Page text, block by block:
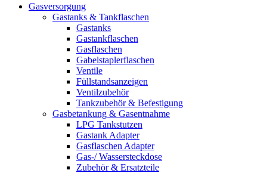
Gasversorgung
Gastanks & Tankflaschen
Gastanks
Gastankflaschen
Gasflaschen
Gabelstaplerflaschen
Ventile
Füllstandsanzeigen
Ventilzubehör
Tankzubehör & Befestigung
Gasbetankung & Gasentnahme
LPG Tankstutzen
Gastank Adapter
Gasflaschen Adapter
Gas-/ Wassersteckdose
Zubehör & Ersatzteile